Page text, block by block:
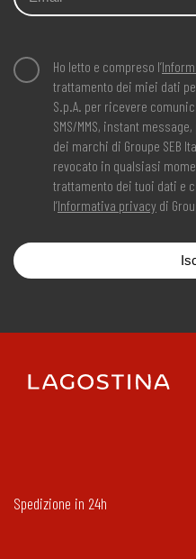
Ho letto e compreso l’
trattamento dei miei dati
S.p.A. per ricevere
SMS/MMS, instant
dei marchi di Groupe SEB
revocato in qualsiasi
trattamento dei tuoi dati e
l’Informativa privacy di
Spedizione in 24h